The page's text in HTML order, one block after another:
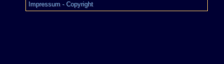
Impressum - Copyright